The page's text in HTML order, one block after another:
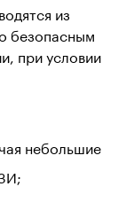
из
безопасным
при условии
небольшие